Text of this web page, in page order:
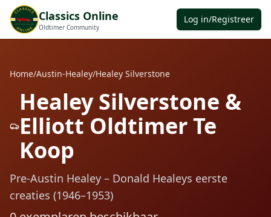
Classics Online
Oldtimer Community
Log in/Registreer
Home/Austin-Healey/Healey Silverstone
Healey Silverstone &
Elliott Oldtimer Te
Koop
Pre-Austin Healey – Donald Healeys eerste
creaties (1946–1953)